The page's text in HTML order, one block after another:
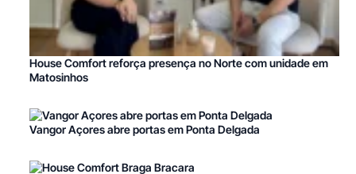
House Comfort reforça presença no Norte com unidade em
Matosinhos
Vangor Açores abre portas em Ponta Delgada